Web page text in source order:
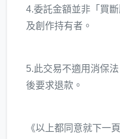
4.委託金額並非「買
及創作持有者。
5.此交易不適用消保
後要求退款。
《以上都同意就下一